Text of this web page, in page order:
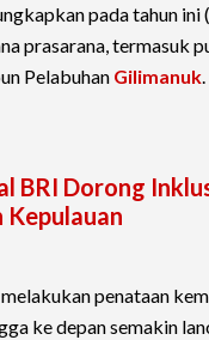
pada tahun
prasarana, termasuk
Pelabuhan Gilimanuk.
BRI Dorong
penataan
ke depan semakin